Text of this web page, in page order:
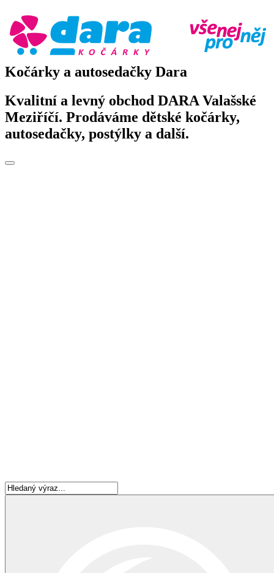
Kočárky a autosedačky Dara
Kvalitní a levný obchod DARA Valašské
Meziříčí. Prodáváme dětské kočárky,
autosedačky, postýlky a další.
Toggle